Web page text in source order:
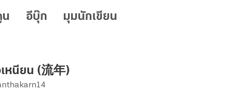
น อีบุ๊ก มุมนักเขียน
หนียน (流年)